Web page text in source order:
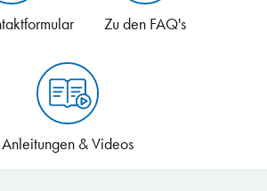
Zu den FAQ's
Anleitungen & Videos